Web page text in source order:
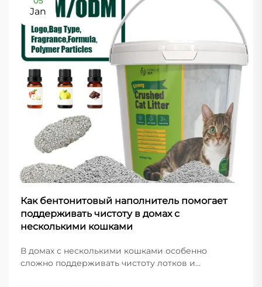
Jan
Как бентонитовый наполнитель помогает
поддерживать чистоту в домах с
несколькими кошками
В домах с несколькими кошками особенно
сложно поддерживать чистоту лотков и